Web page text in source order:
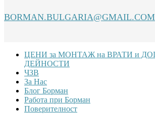
BORMAN.BULGARIA@GMAIL.COM
FooterЦЕНИ за МОНТАЖ на ВРАТИ и
ДЕЙНОСТИ
ЧЗВ
За Нас
Блог Борман
Работа при Борман
Поверителност